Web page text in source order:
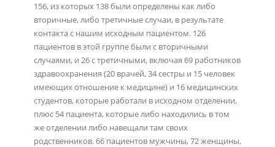
156, из которых 138 были определены как либо
вторичные, либо третичные случаи, в результате
контакта с нашим исходным пациентом. 126
пациентов в этой группе были с вторичными
случаями, и 26 с третичными, включая 69 работников
здравоохранения (20 врачей, 34 сестры и 15 человек
имеющих отношение к медицине) и 16 медицинских
студентов, которые работали в исходном отделении,
плюс 54 пациента, которые либо находились в том
же отделении либо навещали там своих
родственников. 66 пациентов мужчины, 72 женщины,